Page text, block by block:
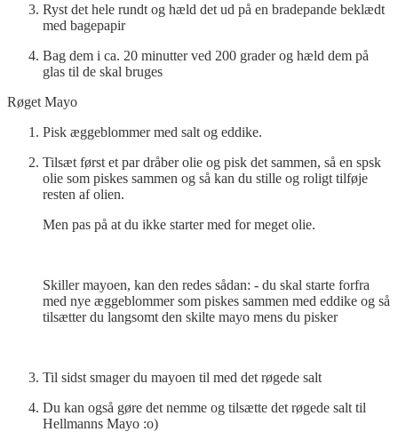
Ryst det hele rundt og hæld det ud på en bradepande beklædt
med bagepapir
Bag dem i ca. 20 minutter ved 200 grader og hæld dem på
glas til de skal bruges
Røget Mayo
Pisk æggeblommer med salt og eddike.
Tilsæt først et par dråber olie og pisk det sammen, så en spsk
olie som piskes sammen og så kan du stille og roligt tilføje
resten af olien.
Men pas på at du ikke starter med for meget olie.
Skiller mayoen, kan den redes sådan: - du skal starte forfra
med nye æggeblommer som piskes sammen med eddike og så
tilsætter du langsomt den skilte mayo mens du pisker
Til sidst smager du mayoen til med det røgede salt
Du kan også gøre det nemme og tilsætte det røgede salt til
Hellmanns Mayo :o)